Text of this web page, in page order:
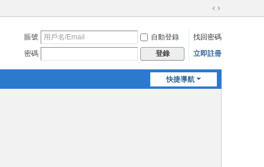
切
到
寬
賬號 自動登錄
找回密碼
密碼
登錄 立即註冊
快捷導航